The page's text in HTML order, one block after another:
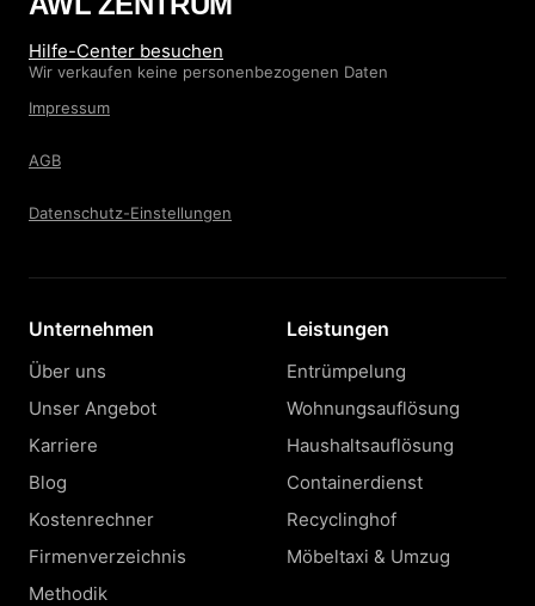
Hilfe-Center besuchen
Wir verkaufen keine personenbezogenen Daten
Impressum
AGB
Datenschutz-Einstellungen
Unternehmen
Über uns
Unser Angebot
Karriere
Blog
Kostenrechner
Firmenverzeichnis
Methodik
Leistungen
Entrümpelung
Wohnungsauflösung
Haushaltsauflösung
Containerdienst
Recyclinghof
Möbeltaxi & Umzug